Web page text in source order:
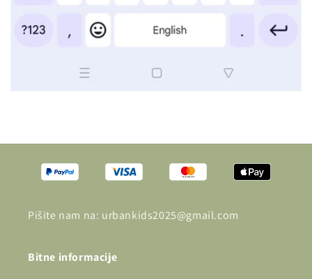
Pišite nam na: urbankids2025@gmail.com
Bitne informacije